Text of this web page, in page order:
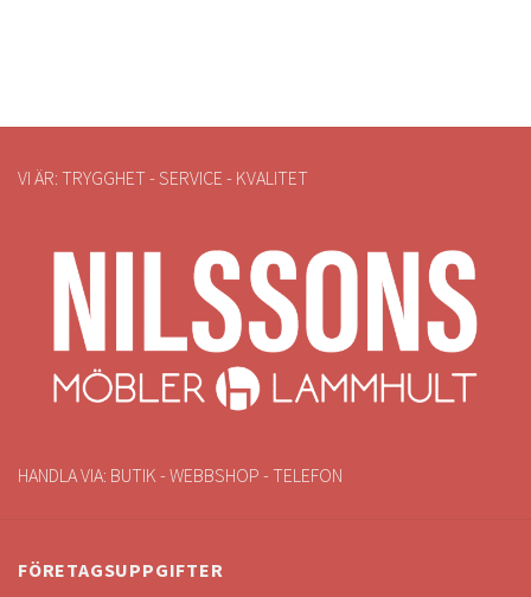
VI ÄR: TRYGGHET - SERVICE - KVALITET
HANDLA VIA: BUTIK - WEBBSHOP - TELEFON
FÖRETAGSUPPGIFTER